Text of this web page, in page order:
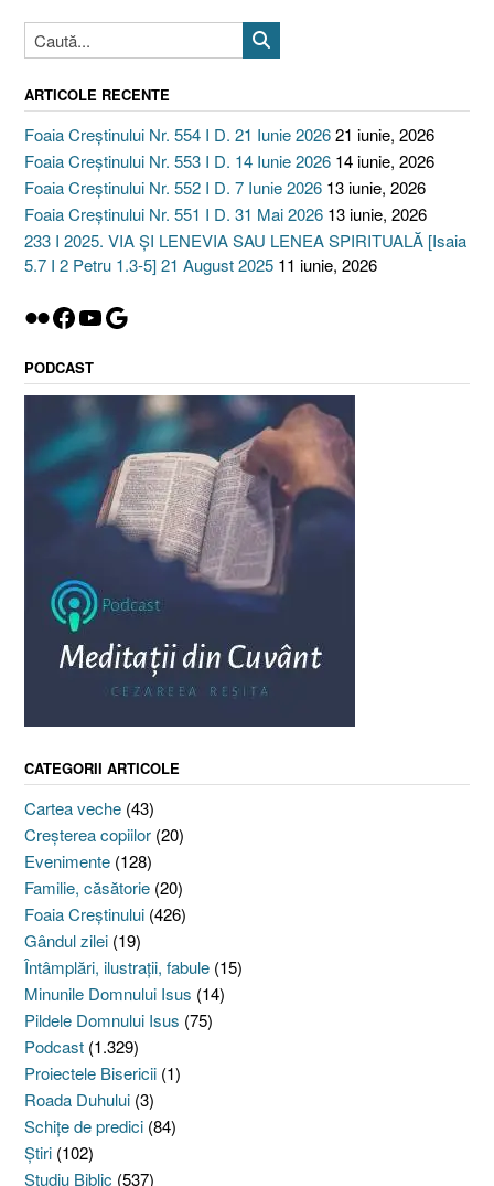
ARTICOLE RECENTE
Foaia Creștinului Nr. 554 I D. 21 Iunie 202621 iunie, 2026
Foaia Creștinului Nr. 553 I D. 14 Iunie 2026 14 iunie, 2026
Foaia Creștinului Nr. 552 I D. 7 Iunie 2026 13 iunie, 2026
Foaia Creștinului Nr. 551 I D. 31 Mai 2026 13 iunie, 2026
233 I 2025. VIA ȘI LENEVIA SAU LENEA SPIRITUALĂ [Isaia
5.7 I 2 Petru 1.3-5] 21 August 2025 11 iunie, 2026
Flickr
Facebook
YouTube
Google
PODCAST
CATEGORII ARTICOLE
Cartea veche (43)
Creşterea copiilor (20)
Evenimente (128)
Familie, căsătorie (20)
Foaia Creştinului (426)
Gândul zilei (19)
Întâmplări, ilustraţii, fabule (15)
Minunile Domnului Isus (14)
Pildele Domnului Isus (75)
Podcast (1.329)
Proiectele Bisericii (1)
Roada Duhului (3)
Schiţe de predici (84)
Ştiri (102)
Studiu Biblic (537)